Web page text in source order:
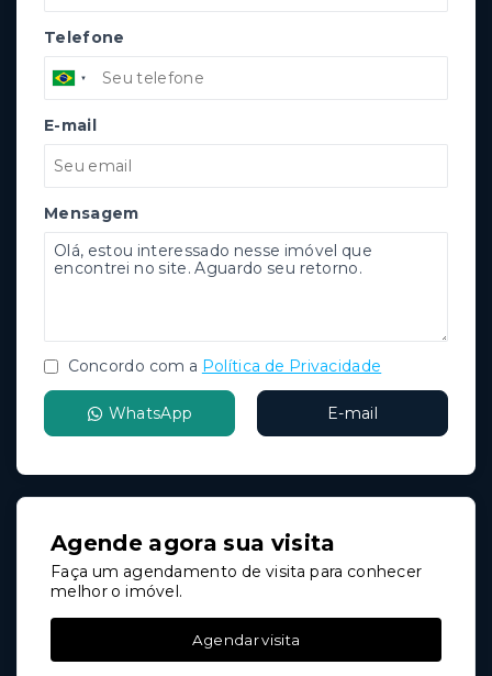
Telefone
E-mail
Mensagem
Concordo com a Política de Privacidade
WhatsApp E-mail
Agende agora sua visita
Faça um agendamento de visita para conhecer
melhor o imóvel.
Agendar visita